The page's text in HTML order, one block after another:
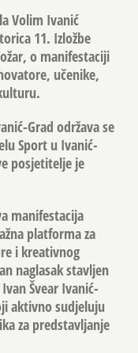
Volim Ivanić
11. Izložbe
o manifestaciji
učenike,
Grad održava se
Sport u Ivanić-
posjetitelje je
manifestacija
platforma za
i kreativnog
naglasak stavljen
Švear Ivanić-
aktivno sudjeluju
za predstavljanje